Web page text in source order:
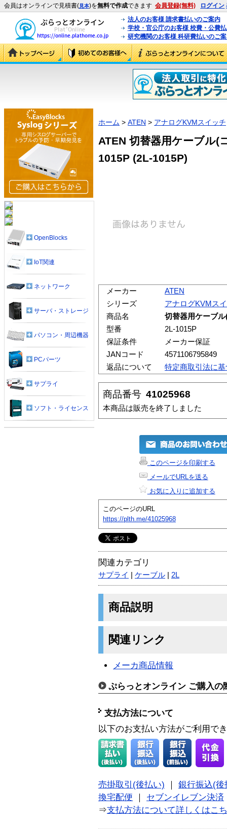
会員はオンラインで見積書(見本)を無料で作成できます 会員登録(無料) ログイン
法人のお客様 請求書払いのご案内
学校・官公庁のお客様 校費・公費
研究機関のお客様 科研費払いのご
ホーム > ATEN > アナログKVMスイッチ
ATEN 切替器用ケーブル(
1015P (2L-1015P)
メーカー
ATEN
シリーズ
アナログKVMス
商品名
切替器用ケーブ
型番
2L-1015P
保証条件
メーカー保証
JANコード
4571106795849
返品について
特定商取引法に
商品番号 41025968
本商品は販売を終了しました
このページを印刷する
メールでURLを送る
お気に入りに追加する
このページのURL
https://plth.me/41025968
関連カテゴリ
サプライ ケーブル 2L
商品説明
関連リンク
メーカ商品情報
ぷらっとオンライン ご購入の
支払方法について
以下のお支払い方法がご利用で
売掛取引(後払い)
銀行振込(後
換宅配便
セブンイレブン決済
⇒支払方法について詳しくはこ
OpenBlocks
IoT関連
ネットワーク
サーバ・ストレージ
パソコン・周辺機器
PCパーツ
サプライ
ソフト・ライセンス